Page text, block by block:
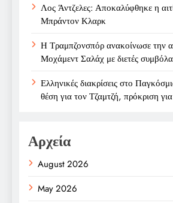
Λος Άντζελες: Αποκαλύφθηκε η
Μπράντον Κλαρκ
Η Τραμπζονσπόρ ανακοίνωσε την
Μοχάμεντ Σαλάχ με διετές
Ελληνικές διακρίσεις στο
θέση για τον Τζαμτζή, πρόκριση
Αρχεία
August 2026
May 2026